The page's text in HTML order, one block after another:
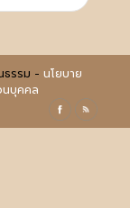
ธรรม - นโยบาย
นบุคคล